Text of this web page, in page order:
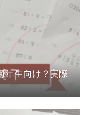
年生向け？実際